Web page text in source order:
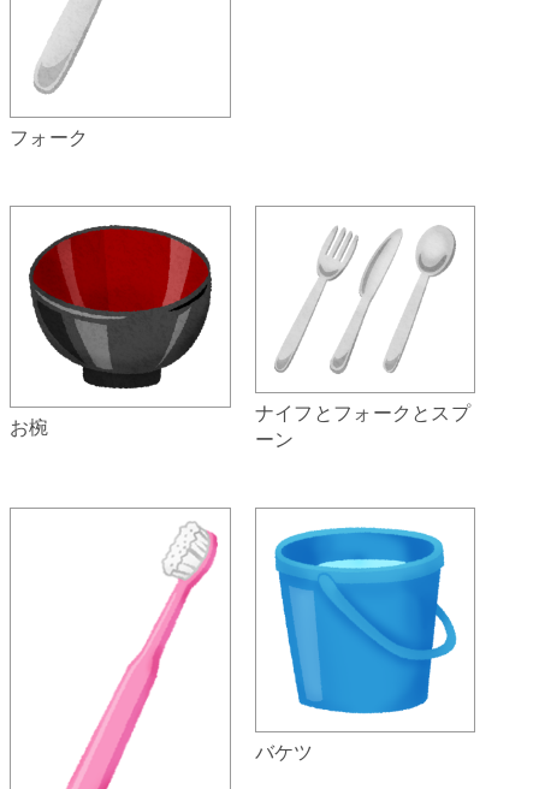
フォーク
お椀
ナイフとフォークとスプ
ーン
バケツ